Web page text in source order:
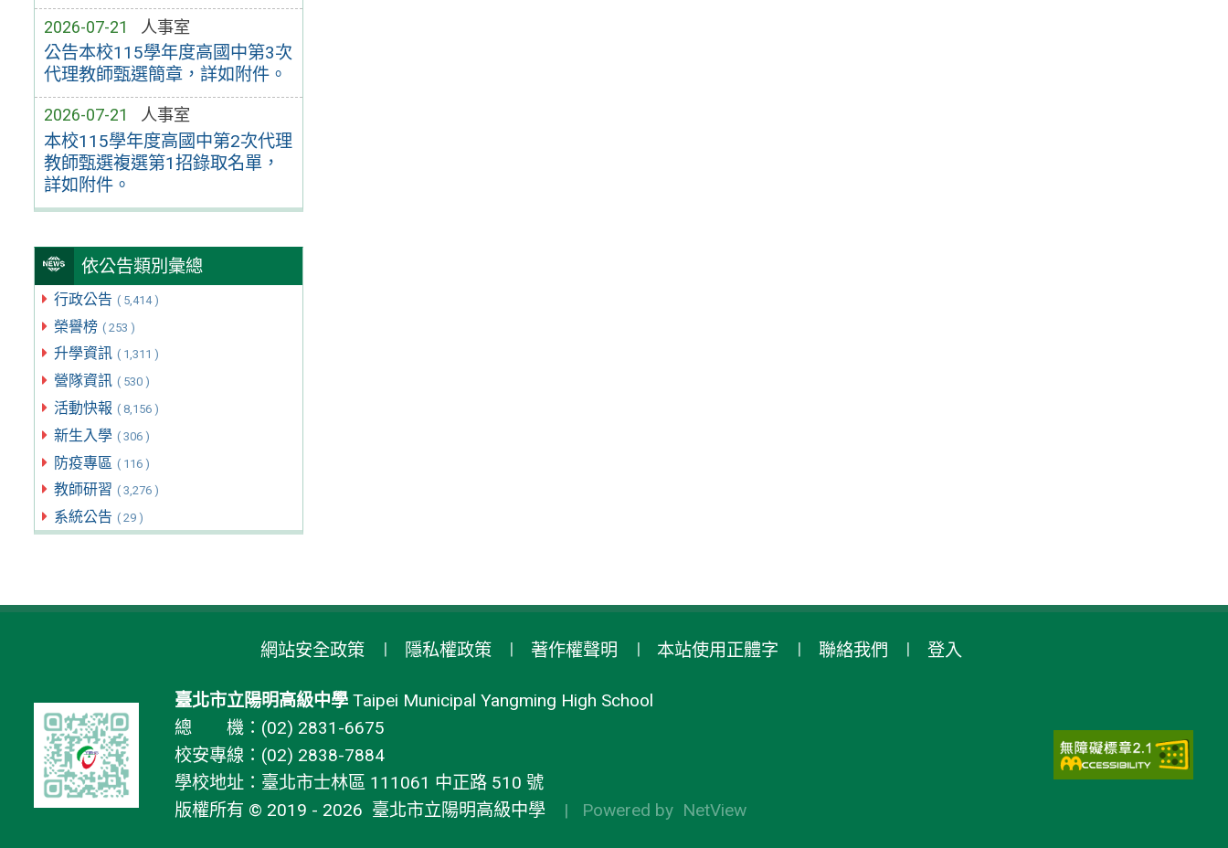
2026-07-21 人事室
公告本校115學年度高國中第3次
代理教師甄選簡章，詳如附件。
2026-07-21 人事室
本校115學年度高國中第2次代理
教師甄選複選第1招錄取名單，
詳如附件。
依公告類別彙總
行政公告 ( 5,414 )
榮譽榜 ( 253 )
升學資訊 ( 1,311 )
營隊資訊 ( 530 )
活動快報 ( 8,156 )
新生入學 ( 306 )
防疫專區 ( 116 )
教師研習 ( 3,276 )
系統公告 ( 29 )
網站安全政策 隱私權政策 著作權聲明 本站使用正體字 聯絡我們 登入
臺北市立陽明高級中學Taipei Municipal Yangming High School
總 機：(02) 2831-6675
校安專線：(02) 2838-7884
學校地址：臺北市士林區 111061 中正路 510 號
版權所有 © 2019 - 2026 臺北市立陽明高級中學 | Powered by NetView